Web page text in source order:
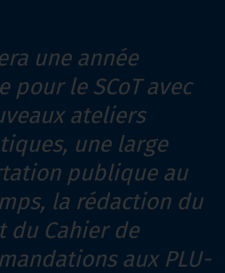
une année
pour le SCoT avec
ateliers
une large
publique au
la rédaction du
du Cahier de
aux PLU-